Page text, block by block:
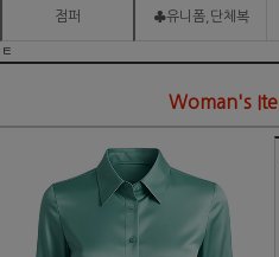
점퍼 ♣유니폼,단체복
ㅌ
Woman's